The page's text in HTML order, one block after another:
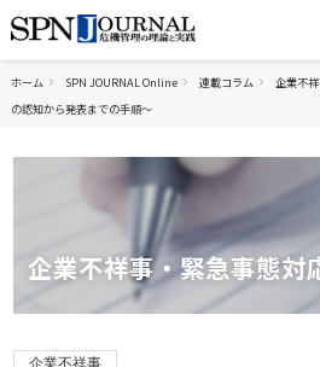
ホーム SPN JOURNAL Online 連載コラム
企業不
の認知から発表までの手順～
企業不祥事・緊急事態対
企業不祥事